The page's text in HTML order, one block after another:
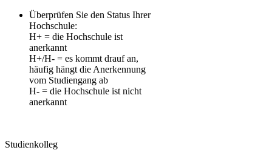
Überprüfen Sie den Status Ihrer
Hochschule:
H+ = die Hochschule ist
anerkannt
H+/H- = es kommt drauf an,
häufig hängt die Anerkennung
vom Studiengang ab
H- = die Hochschule ist nicht
anerkannt
Studienk​olleg